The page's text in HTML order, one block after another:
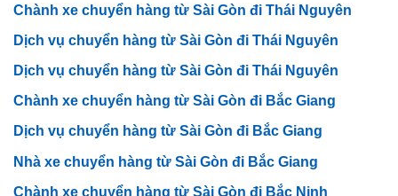
Chành xe chuyển hàng từ Sài Gòn đi Thái Nguyên
Dịch vụ chuyển hàng từ Sài Gòn đi Thái Nguyên
Dịch vụ chuyển hàng từ Sài Gòn đi Thái Nguyên
Chành xe chuyển hàng từ Sài Gòn đi Bắc Giang
Dịch vụ chuyển hàng từ Sài Gòn đi Bắc Giang
Nhà xe chuyển hàng từ Sài Gòn đi Bắc Giang
Chành xe chuyển hàng từ Sài Gòn đi Bắc Ninh